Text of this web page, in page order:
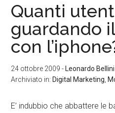
Quanti
guardando
con
24 ottobre 2009 - Leonardo Bellini
Archiviato in: Digital Marketing
E’ indubbio che abbattere le